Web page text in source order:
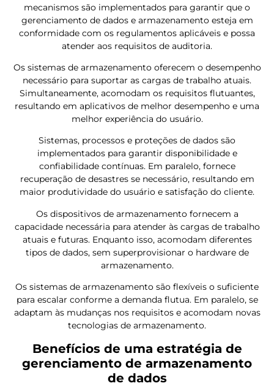
mecanismos são implementados para garantir que o
gerenciamento de dados e armazenamento esteja em
conformidade com os regulamentos aplicáveis ​​e possa
atender aos requisitos de auditoria.
Os sistemas de armazenamento oferecem o desempenho
necessário para suportar as cargas de trabalho atuais.
Simultaneamente, acomodam os requisitos flutuantes,
resultando em aplicativos de melhor desempenho e uma
melhor experiência do usuário.
Sistemas, processos e proteções de dados são
implementados para garantir disponibilidade e
confiabilidade contínuas. Em paralelo, fornece
recuperação de desastres se necessário, resultando em
maior produtividade do usuário e satisfação do cliente.
Os dispositivos de armazenamento fornecem a
capacidade necessária para atender às cargas de trabalho
atuais e futuras. Enquanto isso, acomodam diferentes
tipos de dados, sem superprovisionar o hardware de
armazenamento.
Os sistemas de armazenamento são flexíveis o suficiente
para escalar conforme a demanda flutua. Em paralelo, se
adaptam às mudanças nos requisitos e acomodam novas
tecnologias de armazenamento.
Benefícios de uma estratégia de
gerenciamento de armazenamento
de dados